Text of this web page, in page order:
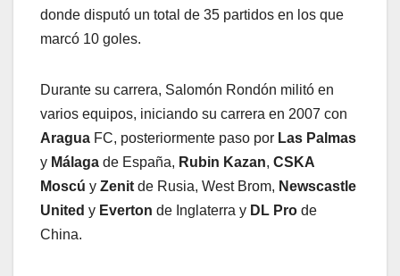
donde disputó un total de 35 partidos en los que
marcó 10 goles.
Durante su carrera, Salomón Rondón militó en
varios equipos, iniciando su carrera en 2007 con
Aragua FC, posteriormente paso por Las Palmas
y Málaga de España, Rubin Kazan, CSKA
Moscú y Zenit de Rusia, West Brom, Newscastle
United y Everton de Inglaterra y DL Pro de
China.